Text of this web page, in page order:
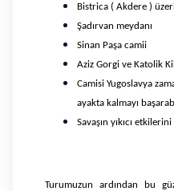
Bistrica ( Akdere )
Şadırvan meydanı
Sinan Paşa camii
Aziz Gorgi ve Katolik
Camisi Yugoslavya
ayakta kalmayı
Savaşın yıkıcı
Turumuzun ardından bu